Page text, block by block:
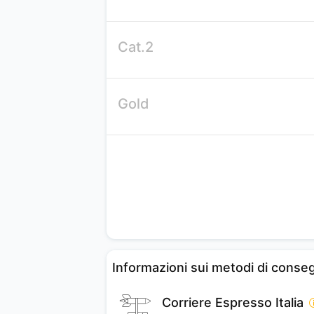
Cat.2
Gold
Informazioni sui metodi di
Corriere Espresso Italia